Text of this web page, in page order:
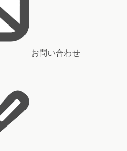
お問い合わせ